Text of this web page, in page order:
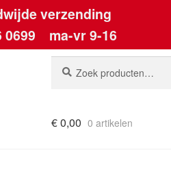
verzending
0699 ma-vr 9-16
naar:
€0,00 0 artikelen